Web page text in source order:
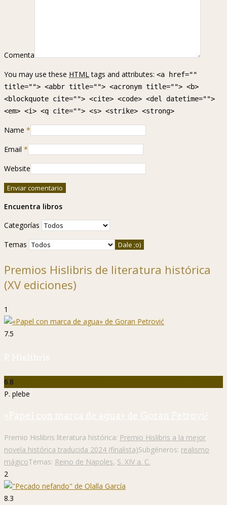
Comenta
You may use these HTMLtags and attributes: <a href=""
title=""> <abbr title=""> <acronym title=""> <b>
<blockquote cite=""> <cite> <code> <del datetime="">
<em> <i> <q cite=""> <s> <strike> <strong>
Name *
Email *
Website
Encuentra libros
Categorías
Temas
Premios Hislibris de literatura histórica
(XV ediciones)
1
7.5
P. Hislibris
6.8
P. plebe
«Papel con marca de agua» de Goran Petrović
Premio Hislibris literatura histórica: Premio Hislibris a la mejor
novela histórica traducida 2024 (finalista)Subgéneros: realismo
mágicoTemas: Reino de Napoles, S. XIV a. C.
2
8.3